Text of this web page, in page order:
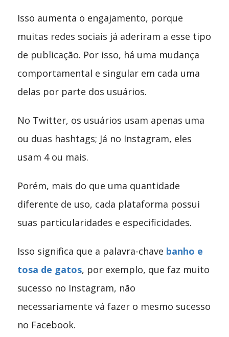
Isso aumenta o engajamento, porque
muitas redes sociais já aderiram a esse tipo
de publicação. Por isso, há uma mudança
comportamental e singular em cada uma
delas por parte dos usuários.
No Twitter, os usuários usam apenas uma
ou duas hashtags; Já no Instagram, eles
usam 4 ou mais.
Porém, mais do que uma quantidade
diferente de uso, cada plataforma possui
suas particularidades e especificidades.
Isso significa que a palavra-chave banho e
tosa de gatos, por exemplo, que faz muito
sucesso no Instagram, não
necessariamente vá fazer o mesmo sucesso
no Facebook.